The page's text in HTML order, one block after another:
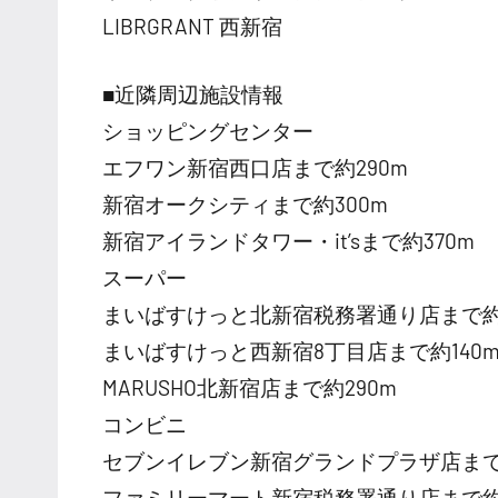
LIBRGRANT 西新宿
■近隣周辺施設情報
ショッピングセンター
エフワン新宿西口店まで約290m
新宿オークシティまで約300m
新宿アイランドタワー・it’sまで約370m
スーパー
まいばすけっと北新宿税務署通り店まで
まいばすけっと西新宿8丁目店まで約140m
MARUSHO北新宿店まで約290m
コンビニ
セブンイレブン新宿グランドプラザ店ま